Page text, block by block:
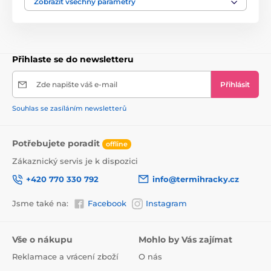
- Snadná montáž dle přiloženého návodu
- šířka bez opěrek nohou - 28 cm
- průměr kol 14 cm
- hmotnost 3,95 kg, včetně krabice 4,2 kg
Přihlaste se do newsletteru
Zde napište váš e-mail Přihlásit
Souhlas se zasíláním newsletterů
Potřebujete poradit offline
Zákaznický servis je k dispozici
+420 770 330 792
info@termihracky.cz
Jsme také na: Facebook Instagram
Vše o nákupu
Reklamace a vrácení zboží
Mohlo by Vás zajímat
O nás